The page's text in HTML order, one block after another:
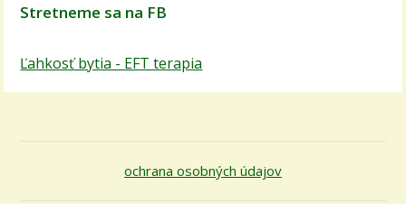
Stretneme sa na FB
Ľahkosť bytia - EFT terapia
ochrana osobných údajov